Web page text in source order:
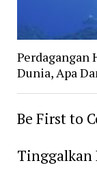
Perdagangan
Dunia, Apa
Be First to
Tinggalkan